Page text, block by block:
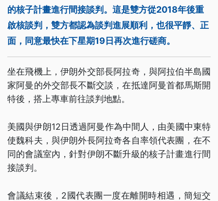
的核子計畫進行間接談判。這是雙方從2018年後重
啟核談判，雙方都認為談判進展順利，也很平靜、正
面，同意最快在下星期19日再次進行磋商。
坐在飛機上，伊朗外交部長阿拉奇，與阿拉伯半島國
家阿曼的外交部長不斷交談，在抵達阿曼首都馬斯開
特後，搭上專車前往談判地點。
美國與伊朗12日透過阿曼作為中間人，由美國中東特
使魏科夫，與伊朗外長阿拉奇各自率領代表團，在不
同的會議室內，針對伊朗不斷升級的核子計畫進行間
接談判。
會議結束後，2國代表團一度在離開時相遇，簡短交